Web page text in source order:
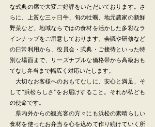
な式典の席で大変ご好評をいただいております。さ
らに、上質な三ヶ日牛、旬の牡蠣、地元農家の新鮮
野菜など、地域ならではの食材を活かした多彩なラ
インナップをご用意しております。会議や研修など
の日常利用から、役員会・式典・ご接待といった特
別な場面まで、リーズナブルな価格帯から高級おも
てなし弁当まで幅広く対応いたします。
大切なお客様へのおもてなしに、安心と満足、そ
して“浜松らしさ”をお届けすること。それが私ども
の使命です。
県内外からの観光客の方々にも浜松の素晴らしい
食材を使ったお弁当を心を込めて作り続けていく所